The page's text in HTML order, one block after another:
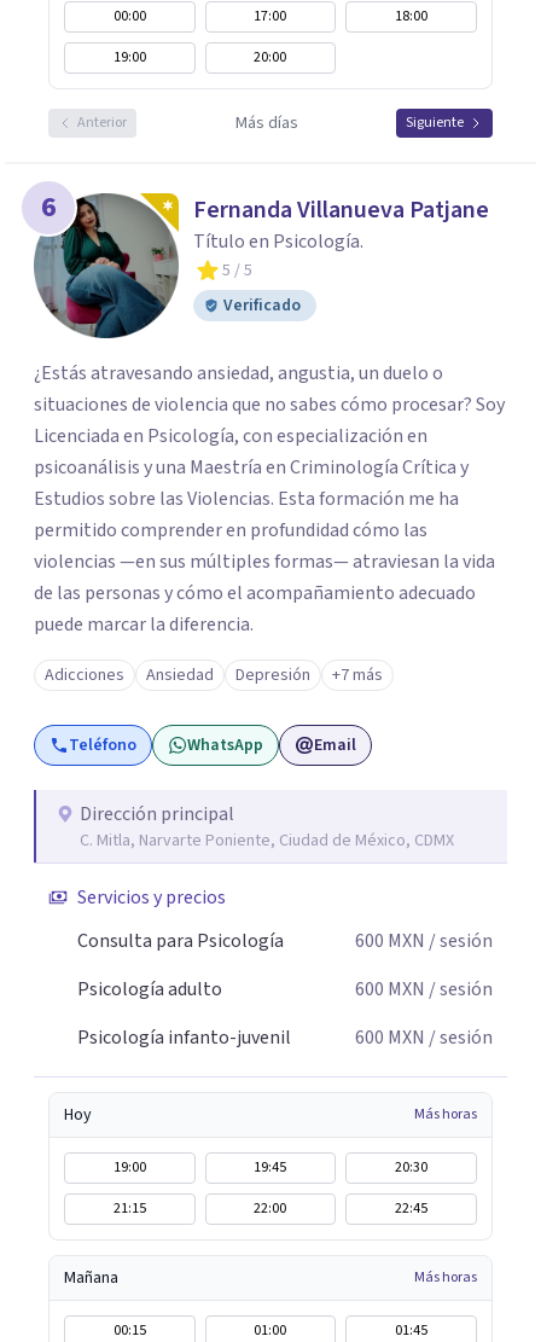
00:00 17:00
18:00
19:00
20:00
Anterior Más días Siguiente
6 Fernanda Villanueva Patjane
Título en Psicología.
5 / 5
Verificado
¿Estás atravesando ansiedad, angustia, un duelo o
situaciones de violencia que no sabes cómo procesar? Soy
Licenciada en Psicología, con especialización en
psicoanálisis y una Maestría en Criminología Crítica y
Estudios sobre las Violencias. Esta formación me ha
permitido comprender en profundidad cómo las
violencias —en sus múltiples formas— atraviesan la vida
de las personas y cómo el acompañamiento adecuado
puede marcar la diferencia.
Adicciones Ansiedad Depresión +7 más
Teléfono WhatsApp Email
Dirección principal
C. Mitla, Narvarte Poniente, Ciudad de México, CDMX
Servicios y precios
Consulta para Psicología
600 MXN / sesión
Psicología adulto
600 MXN / sesión
Psicología infanto-juvenil
600 MXN / sesión
Hoy Más horas
19:00 19:45
20:30
21:15
22:00 22:45
Mañana Más horas
00:15 01:00
01:45